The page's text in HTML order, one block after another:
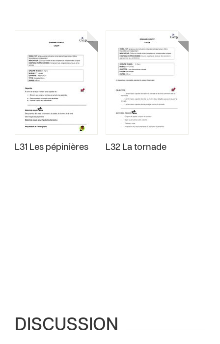
L31 Les pépinières L32 La tornade
DISCUSSION